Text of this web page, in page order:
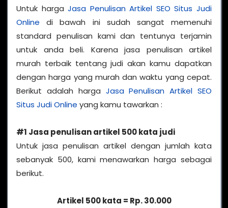
Untuk hargaJasa Penulisan Artikel SEO Situs Judi
Online di bawah ini sudah sangat memenuhi
standard penulisan kami dan tentunya terjamin
untuk anda beli. Karena jasa penulisan artikel
murah terbaik tentang judi akan kamu dapatkan
dengan harga yang murah dan waktu yang cepat.
Berikut adalah harga Jasa Penulisan Artikel SEO
Situs Judi Online yang kamu tawarkan :
#1 Jasa penulisan artikel 500 kata judi
Untuk jasa penulisan artikel dengan jumlah kata
sebanyak 500, kami menawarkan harga sebagai
berikut.
Artikel 500 kata = Rp. 30.000